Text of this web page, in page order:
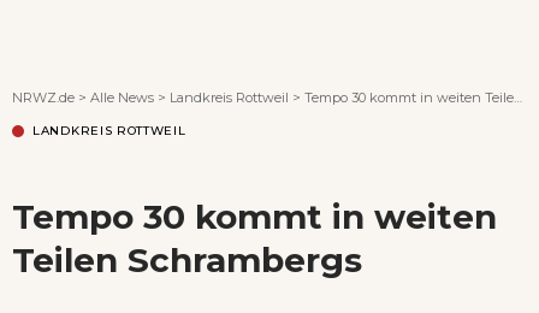
NRWZ.de > Alle News > Landkreis Rottweil > Tempo 30 kommt in weiten Teilen Schrambergs
LANDKREIS ROTTWEIL
Tempo 30 kommt in weiten
Teilen Schrambergs